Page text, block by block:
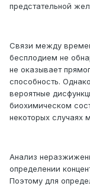
предстательной
Связи между
бесплодием не
не оказывает
способность.
вероятные
биохимическом
некоторых случаях
Анализ
определении
Поэтому для